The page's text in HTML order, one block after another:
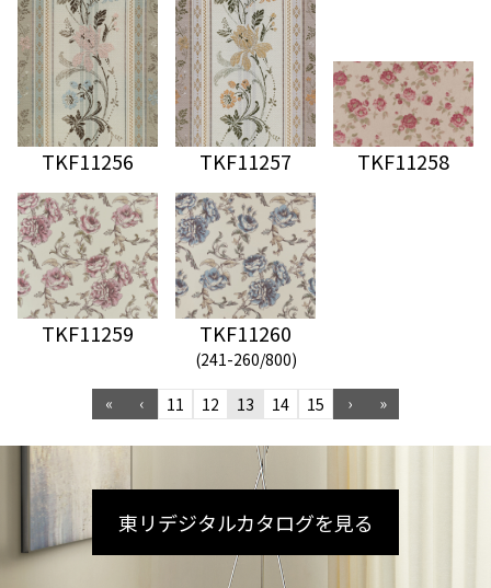
TKF11256 TKF11257 TKF11258
TKF11259 TKF11260
(241-260/800)
«
‹ 11 12 13 14 15 › »
東リデジタルカタログを見る